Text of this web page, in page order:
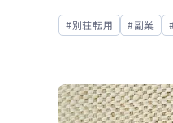
別荘転用 副業